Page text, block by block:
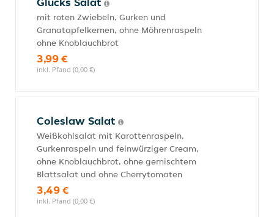
mit roten Zwiebeln, Gurken und
Granatapfelkernen, ohne Möhrenraspeln
ohne Knoblauchbrot
3,99 €
inkl. Pfand (0,00 €)
Coleslaw Salat
Weißkohlsalat mit Karottenraspeln,
Gurkenraspeln und feinwürziger Cream,
ohne Knoblauchbrot, ohne gemischtem
Blattsalat und ohne Cherrytomaten
3,49 €
inkl. Pfand (0,00 €)